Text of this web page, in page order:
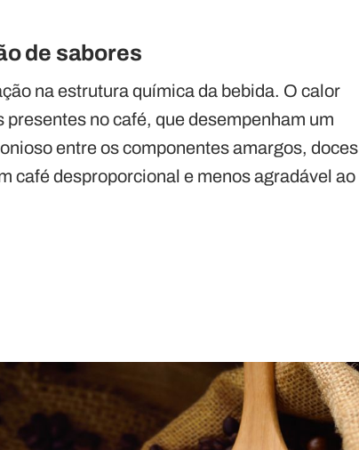
de sabores
na estrutura química da bebida. O calor
no café, que desempenham um
entre os componentes amargos, doces
café desproporcional e menos agradável ao